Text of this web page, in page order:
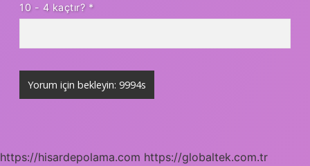
10 - 4 kaçtır? *
https://hisardepolama.com https://globaltek.com.tr